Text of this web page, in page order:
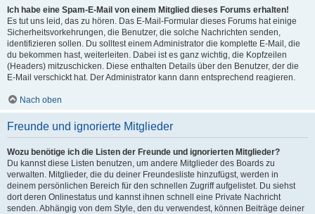
Ich habe eine Spam-E-Mail von einem Mitglied dieses Forums erhalten!
Es tut uns leid, das zu hören. Das E-Mail-Formular dieses Forums hat einige
Sicherheitsvorkehrungen, die Benutzer, die solche Nachrichten senden,
identifizieren sollen. Du solltest einem Administrator die komplette E-Mail, die
du bekommen hast, weiterleiten. Dabei ist es ganz wichtig, die Kopfzeilen
(Headers) mitzuschicken. Diese enthalten Details über den Benutzer, der die
E-Mail verschickt hat. Der Administrator kann dann entsprechend reagieren.
Nach oben
Freunde und ignorierte Mitglieder
Wozu benötige ich die Listen der Freunde und ignorierten Mitglieder?
Du kannst diese Listen benutzen, um andere Mitglieder des Boards zu
verwalten. Mitglieder, die du deiner Freundesliste hinzufügst, werden in
deinem persönlichen Bereich für den schnellen Zugriff aufgelistet. Du siehst
dort deren Onlinestatus und kannst ihnen schnell eine Private Nachricht
senden. Abhängig von dem Style, den du verwendest, können Beiträge deiner